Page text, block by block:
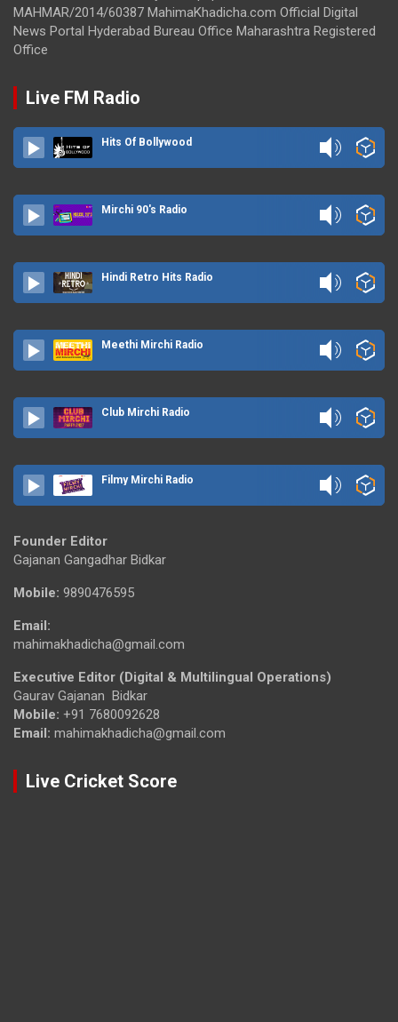
MAHMAR/2014/60387 MahimaKhadicha.com Official Digital
News Portal Hyderabad Bureau Office Maharashtra Registered
Office
Live FM Radio
Hits Of Bollywood
Mirchi 90's Radio
Hindi Retro Hits Radio
Meethi Mirchi Radio
Club Mirchi Radio
Filmy Mirchi Radio
Founder Editor
Gajanan Gangadhar Bidkar
Mobile: 9890476595
Email:
mahimakhadicha@gmail.com
Executive Editor (Digital & Multilingual Operations)
Gaurav Gajanan Bidkar
Mobile: +91 7680092628
Email: mahimakhadicha@gmail.com
Live Cricket Score